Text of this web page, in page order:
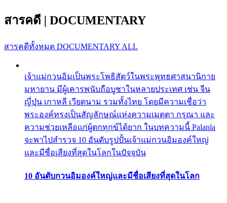
สารคดี | DOCUMENTARY
สารคดีทั้งหมด DOCUMENTARY ALL
เจ้าแม่กวนอิมเป็นพระโพธิสัตว์ในพระพุทธศาสนานิกาย
มหายาน มีผู้เคารพนับถือบูชาในหลายประเทศ เช่น จีน
ญี่ปุ่น เกาหลี เวียดนาม รวมทั้งไทย โดยมีความเชื่อว่า
พระองค์ทรงเป็นสัญลักษณ์แห่งความเมตตา กรุณา และ
ความช่วยเหลือแก่ผู้ตกทุกข์ได้ยาก ในบทความนี้ Palanla
จะพาไปสำรวจ 10 อันดับรูปปั้นเจ้าแม่กวนอิมองค์ใหญ่
และมีชื่อเสียงที่สุดในโลกในปัจจุบัน
10 อันดับกวนอิมองค์ใหญ่และมีชื่อเสียงที่สุดในโลก